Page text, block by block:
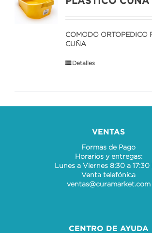
COMODO ORTOPEDICO
CUÑA
Detalles
VENTAS
Formas de Pago
Horarios y entregas:
Lunes a Viernes 8:30 a 17:30
Venta telefónica
ventas@curamarket.com
CENTRO DE AYUDA